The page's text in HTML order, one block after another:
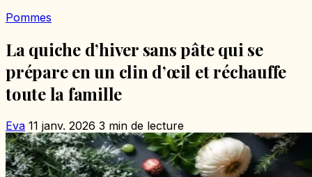
Pommes
La quiche d’hiver sans pâte qui se
prépare en un clin d’œil et réchauffe
toute la famille
Eva 11 janv. 2026 3 min de lecture